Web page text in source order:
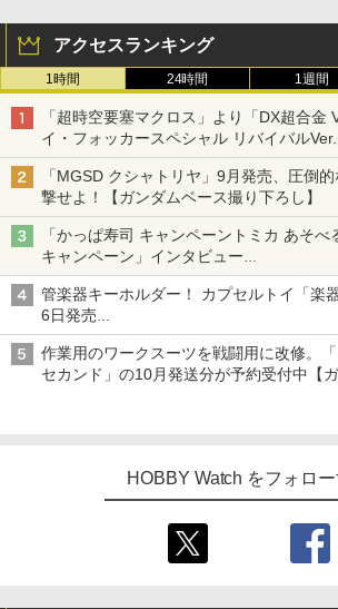
アクセスランキング
1時間 24時間 1週間
「超時空要塞マクロス」より「DX超合金
イ・フォッカースペシャル リバイバルVer.
「MGSD クシャトリヤ」9月発売、圧倒
撃せよ！【ガンダムベース撮り下ろし】
「かっぱ寿司 キャンペーントミカ あそべ
キャンペーン」インタビュー
子どもが楽しめるかっぱ寿司ならではの
追求
管楽器キーホルダー！ カプセルトイ「楽
6日発売
チューバ、テナサクなど5種各3色
作業用のワークスーツを戦闘用に改修。
セカンド」の10月発送分が予約受付中【
HOBBY Watch をフォロ